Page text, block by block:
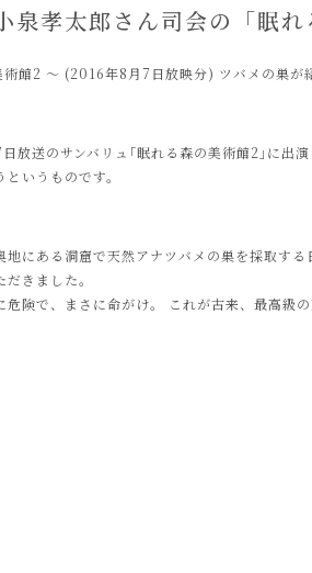
泉孝太郎さん司会の「眠
館2 〜 (2016年8月7日放映分) ツバメの巣が
放送のサンバリュ｢眠れる森の美術館2｣に出
いうものです。
にある洞窟で天然アナツバメの巣を採取す
きました。
険で、まさに命がけ。 これが古来、最高級